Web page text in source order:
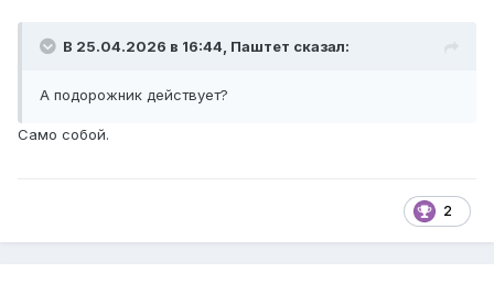
В 25.04.2026 в 16:44, Паштет сказал:
А подорожник действует?
Само собой.
2